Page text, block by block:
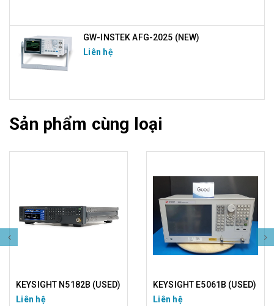
GW-INSTEK AFG-2025 (NEW)
Liên hệ
Sản phẩm cùng loại
KEYSIGHT N5182B (USED)
Liên hệ
KEYSIGHT E5061B (USED)
Liên hệ